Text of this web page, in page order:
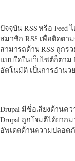
ปัจจุบัน RSS หรือ
สมาชิก RSS เพื่อติดตา
สามารถด้าน RSS ถูกร
แบบใดในเว็บไซต์ก็ตาม
อัตโนมัติ เป็นการอำนว
Drupal มีชื่อเสียงด้านค
Drupal ถูกโจมตีได้ยาก
อัพเดตด้านความปลอด